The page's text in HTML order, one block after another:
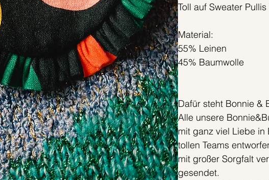
Toll auf Sweater
Material:
55% Leinen
45% Baumwolle
Dafür steht Bonnie &
Alle unsere
mit ganz viel Liebe in
tollen Teams
mit großer Sorgfalt
gesendet.